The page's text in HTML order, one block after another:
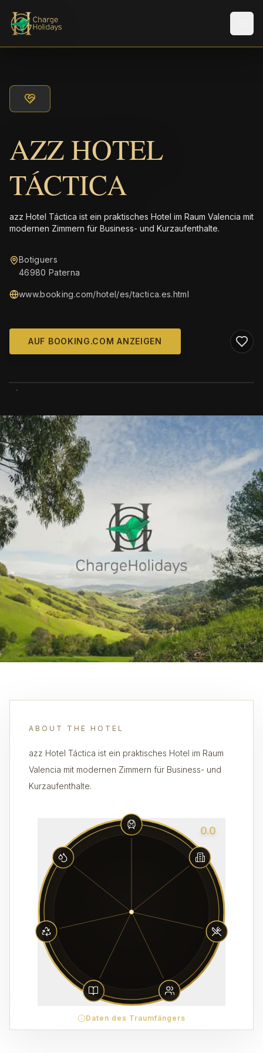
AZZ HOTEL
TÁCTICA
azz Hotel Táctica ist ein praktisches Hotel im Raum Valencia mit
modernen Zimmern für Business- und Kurzaufenthalte.
Botiguers
46980 Paterna
www.booking.com/hotel/es/tactica.es.html
AUF BOOKING.COM ANZEIGEN
ABOUT THE HOTEL
azz Hotel Táctica ist ein praktisches Hotel im Raum
Valencia mit modernen Zimmern für Business- und
Kurzaufenthalte.
0.0
Daten des Traumfängers